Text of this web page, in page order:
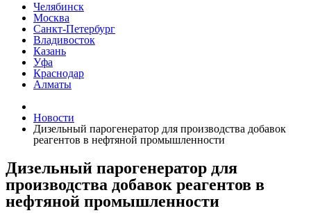
Челябинск
Москва
Санкт-Петербург
Владивосток
Казань
Уфа
Краснодар
Алматы
Новости
Дизельный парогенератор для производства добавок
реагентов в нефтяной промышленности
Дизельный парогенератор для
производства добавок реагентов в
нефтяной промышленности